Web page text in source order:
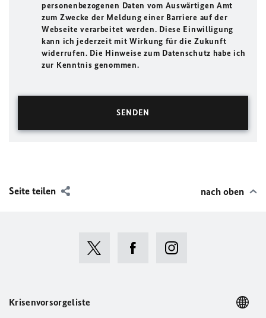
personenbezogenen Daten vom Auswärtigen Amt
zum Zwecke der Meldung einer Barriere auf der
Webseite verarbeitet werden. Diese Einwilligung
kann ich jederzeit mit Wirkung für die Zukunft
widerrufen. Die Hinweise zum Datenschutz habe ich
zur Kenntnis genommen.
Seite teilen nach oben
Krisenvorsorgeliste